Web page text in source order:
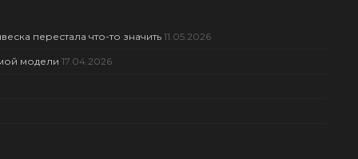
перестала что-то значить 11.05.2026
модели 17.04.2026